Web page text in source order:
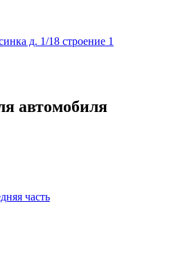
д. 1/18 строение 1
автомобиля
часть